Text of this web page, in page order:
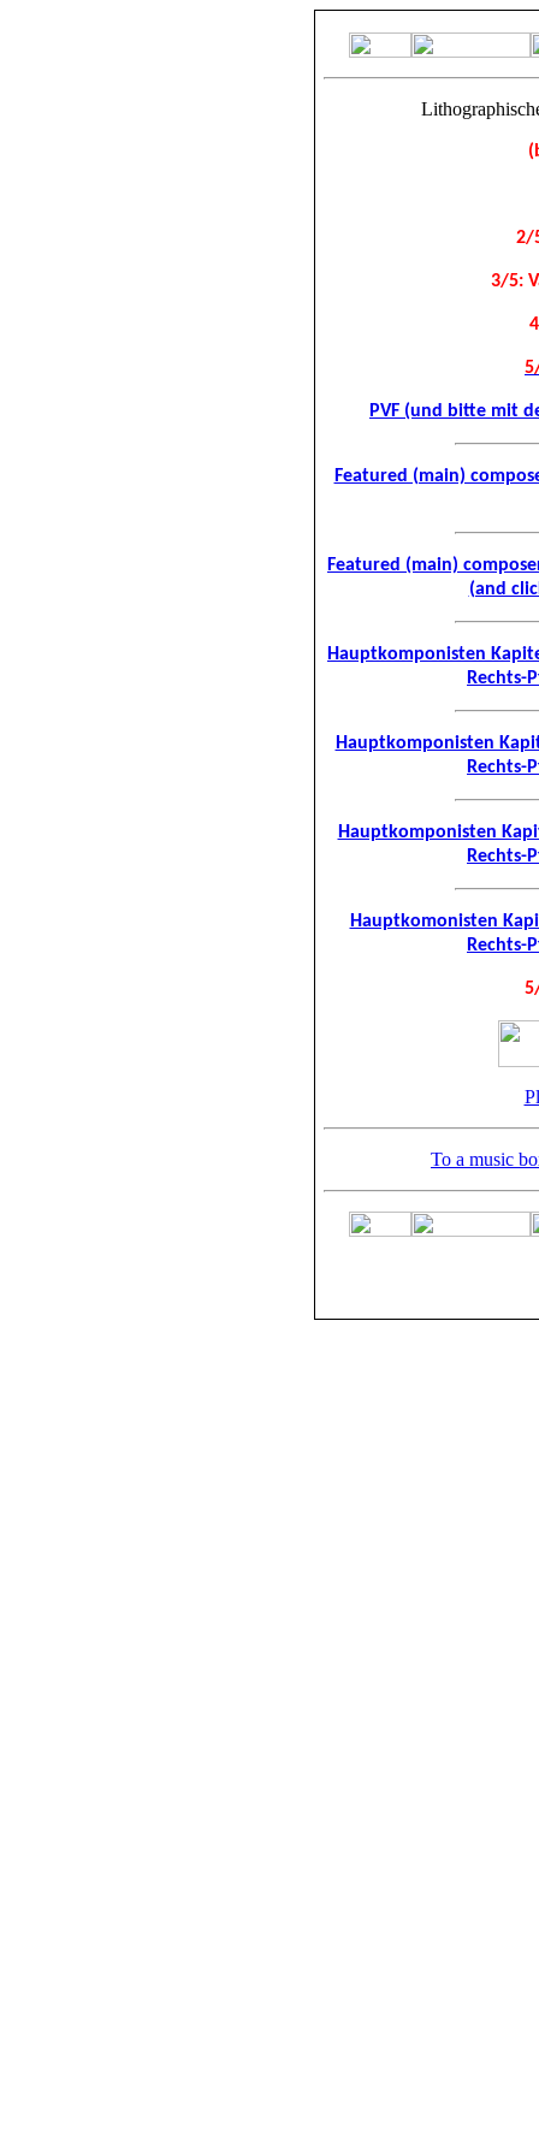
2/
3/5:
PVF (und bitte mit
Featured (main)
Featured (main)
(and
Hauptkomponisten
Rechts-
Hauptkomponisten
Rechts-
Hauptkomponisten
Rechts-
Hauptkomonisten
Rechts-
To a music